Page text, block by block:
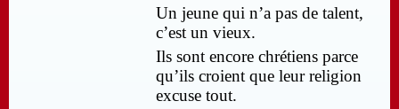
Un jeune qui n’a pas de talent,
c’est un vieux.
Ils sont encore chrétiens parce
qu’ils croient que leur religion
excuse tout.